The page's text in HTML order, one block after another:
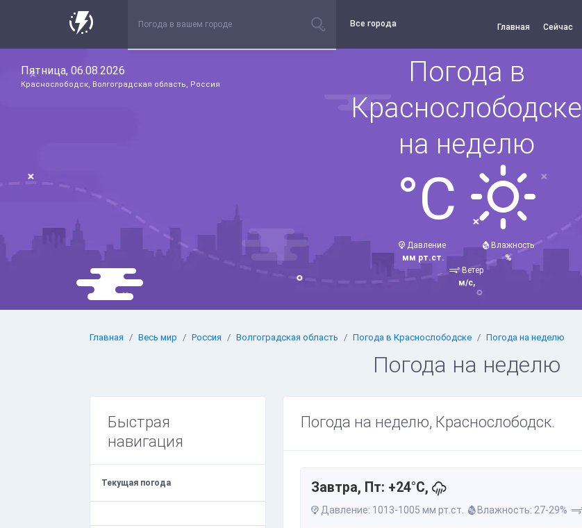
Все города Главная Сейчас
Пятница, 06.08.2026
Краснослободск, Волгоградская область, Россия
Погода в
Краснослободске
на неделю
°C
Давление
мм рт.ст.
Влажность
%
Ветер
м/с,
Главная Весь мир Россия Волгоградская область Погода в Краснослободске Погода на неделю
Погода на неделю
Быстрая
навигация
Текущая погода
Погода на неделю, Краснослободск.
Завтра, Пт: +24°C,
Давление: 1013-1005 мм рт.ст. Влажность: 27-29%